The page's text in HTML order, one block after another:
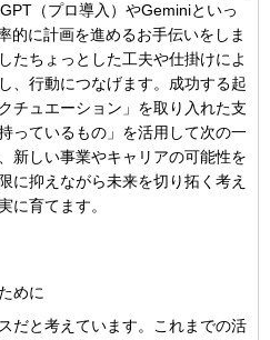
（プロ導入）やGeminiといっ
的に計画を進めるお手伝いをしま
たちょっとした工夫や仕掛けによ
、行動につなげます。 成功する起
チュエーション」を取り入れた支
っているもの」を活用して次の一
新しい事業やキャリアの可能性を
に抑えながら未来を切り拓く考え
に育てます。
めに
だと考えています。これまでの活